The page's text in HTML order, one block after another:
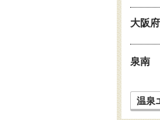
大阪府
泉南
温泉